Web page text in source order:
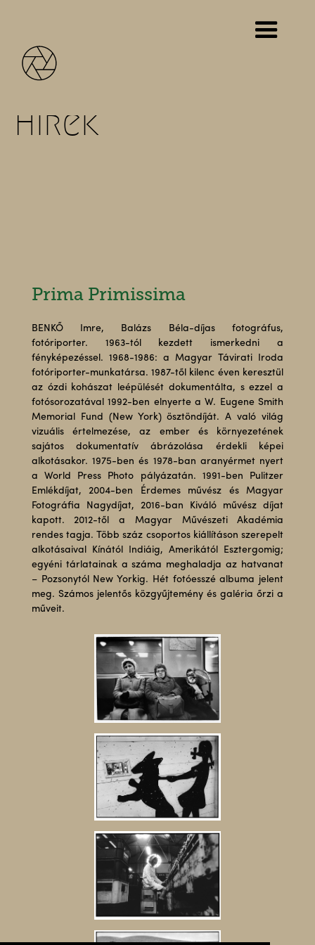
Hírek
Prima Primissima
BENKŐ Imre, Balázs Béla-díjas fotográfus,
fotóriporter. 1963-tól kezdett ismerkedni a
fényképezéssel. 1968-1986: a Magyar Távirati Iroda
fotóriporter-munkatársa. 1987-től kilenc éven keresztül
az ózdi kohászat leépülését dokumentálta, s ezzel a
fotósorozatával 1992-ben elnyerte a W. Eugene Smith
Memorial Fund (New York) ösztöndíját. A való világ
vizuális értelmezése, az ember és környezetének
sajátos dokumentatív ábrázolása érdekli képei
alkotásakor. 1975-ben és 1978-ban aranyérmet nyert
a World Press Photo pályázatán. 1991-ben Pulitzer
Emlékdíjat, 2004-ben Érdemes művész és Magyar
Fotográfia Nagydíjat, 2016-ban Kiváló művész díjat
kapott. 2012-től a Magyar Művészeti Akadémia
rendes tagja. Több száz csoportos kiállításon szerepelt
alkotásaival Kínától Indiáig, Amerikától Esztergomig;
egyéni tárlatainak a száma meghaladja az hatvanat
– Pozsonytól New Yorkig. Hét fotóesszé albuma jelent
meg. Számos jelentős közgyűjtemény és galéria őrzi a
műveit.